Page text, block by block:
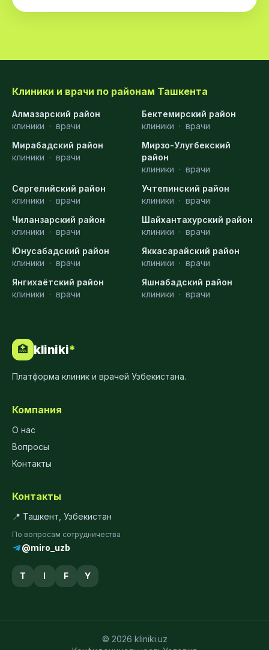
Клиники и врачи по районам Ташкента
Алмазарский район
клиники · врачи
Бектемирский район
клиники · врачи
Мирабадский район
клиники · врачи
Мирзо-Улугбекский
район
клиники · врачи
Сергелийский район
клиники · врачи
Учтепинский район
клиники · врачи
Чиланзарский район
клиники · врачи
Шайхантахурский район
клиники · врачи
Юнусабадский район
клиники · врачи
Яккасарайский район
клиники · врачи
Янгихаётский район
клиники · врачи
Яшнабадский район
клиники · врачи
🏥 kliniki*
Платформа клиник и врачей Узбекистана.
Компания
О нас
Вопросы
Контакты
Контакты
📍 Ташкент, Узбекистан
По вопросам сотрудничества
@miro_uzb
T I F Y
© 2026 kliniki.uz